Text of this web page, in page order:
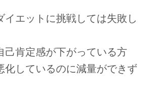
イエットに挑戦しては失敗し
己肯定感が下がっている方
化しているのに減量ができず